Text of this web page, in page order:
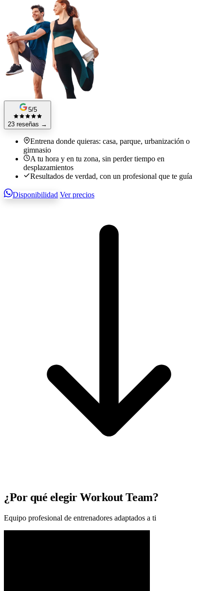
5/5
23 reseñas →
Entrena donde quieras: casa, parque, urbanización o
gimnasio
A tu hora y en tu zona, sin perder tiempo en
desplazamientos
Resultados de verdad, con un profesional que te guía
Disponibilidad Ver precios
¿Por qué elegir Workout Team?
Equipo profesional de entrenadores adaptados a ti